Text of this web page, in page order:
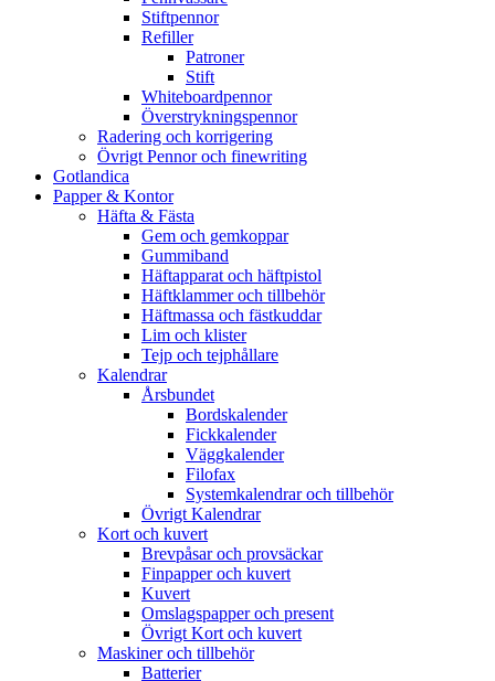
Stiftpennor
Refiller
Patroner
Stift
Whiteboardpennor
Överstrykningspennor
Radering och korrigering
Övrigt Pennor och finewriting
Gotlandica
Papper & Kontor
Häfta & Fästa
Gem och gemkoppar
Gummiband
Häftapparat och häftpistol
Häftklammer och tillbehör
Häftmassa och fästkuddar
Lim och klister
Tejp och tejphållare
Kalendrar
Årsbundet
Bordskalender
Fickkalender
Väggkalender
Filofax
Systemkalendrar och tillbehör
Övrigt Kalendrar
Kort och kuvert
Brevpåsar och provsäckar
Finpapper och kuvert
Kuvert
Omslagspapper och present
Övrigt Kort och kuvert
Maskiner och tillbehör
Batterier